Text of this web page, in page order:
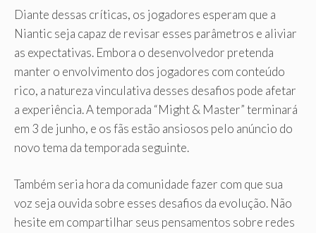
Diante dessas críticas, os jogadores esperam que a
Niantic seja capaz de revisar esses parâmetros e aliviar
as expectativas. Embora o desenvolvedor pretenda
manter o envolvimento dos jogadores com conteúdo
rico, a natureza vinculativa desses desafios pode afetar
a experiência. A temporada “Might & Master” terminará
em 3 de junho, e os fãs estão ansiosos pelo anúncio do
novo tema da temporada seguinte.
Também seria hora da comunidade fazer com que sua
voz seja ouvida sobre esses desafios da evolução. Não
hesite em compartilhar seus pensamentos sobre redes